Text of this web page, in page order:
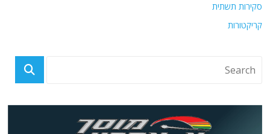
סקירות תשתית
קריקטורות